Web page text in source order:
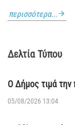
περισσότερα...
Δελτία Τύπου
Ο Δήμος τιμά την
05/08/2026 13:04